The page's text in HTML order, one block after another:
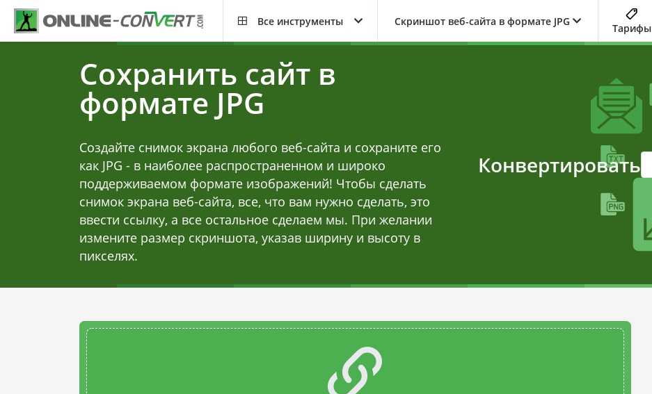
Все инструменты Скриншот веб-сайта в формате JPG
Тарифы
Сохранить сайт в
формате JPG
Создайте снимок экрана любого веб-сайта и сохраните его
как JPG - в наиболее распространенном и широко
поддерживаемом формате изображений! Чтобы сделать
снимок экрана веб-сайта, все, что вам нужно сделать, это
ввести ссылку, а все остальное сделаем мы. При желании
измените размер скриншота, указав ширину и высоту в
пикселях.
Конвертировать